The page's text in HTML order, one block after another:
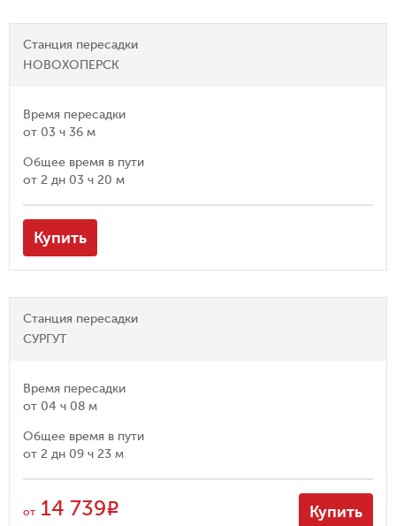
Станция пересадки
НОВОХОПЕРСК
Время пересадки
от 03 ч 36 м
Общее время в пути
от 2 дн 03 ч 20 м
Купить
Станция пересадки
СУРГУТ
Время пересадки
от 04 ч 08 м
Общее время в пути
от 2 дн 09 ч 23 м
от 14 739R Купить